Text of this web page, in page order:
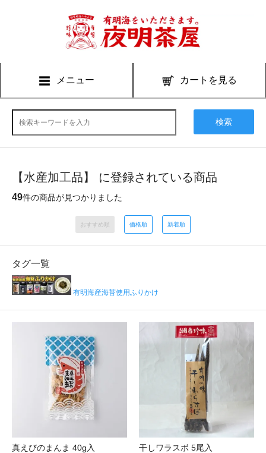
メニュー カートを見る
検索
【水産加工品】 に登録されている商品
49件の商品が見つかりました
おすすめ順 価格順 新着順
タグ一覧
有明海産海苔使用ふりかけ
真えびのまんま 40g入
干しワラスボ 5尾入